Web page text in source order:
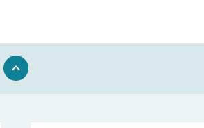
keyboard_arrow_up